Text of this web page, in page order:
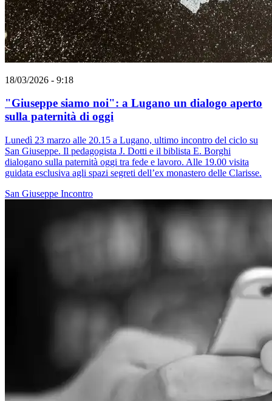
18/03/2026 - 9:18
"Giuseppe siamo noi": a Lugano un dialogo aperto
sulla paternità di oggi
Lunedì 23 marzo alle 20.15 a Lugano, ultimo incontro del ciclo su
San Giuseppe. Il pedagogista J. Dotti e il biblista E. Borghi
dialogano sulla paternità oggi tra fede e lavoro. Alle 19.00 visita
guidata esclusiva agli spazi segreti dell’ex monastero delle Clarisse.
San Giuseppe Incontro